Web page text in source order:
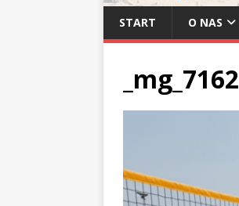
START O NAS
_mg_7162